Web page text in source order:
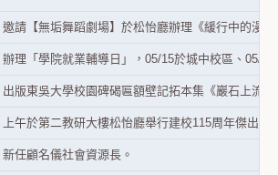
邀請【無垢舞蹈劇場】於松怡廳辦理《緩行中的漫
辦理「學院就業輔導日」，05/15於城中校區、05/
出版東吳大學校園碑碣匾額壁記拓本集《巖石上流
上午於第二教研大樓松怡廳舉行建校115周年傑出校
新任顧名儀社會資源長。